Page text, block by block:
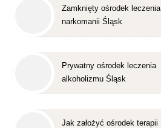
Zamknięty ośrodek leczenia
narkomanii Śląsk
Prywatny ośrodek leczenia
alkoholizmu Śląsk
Jak założyć ośrodek terapii